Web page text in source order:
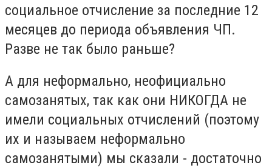
социальное отчисление за последние 12
месяцев до периода объявления ЧП.
Разве не так было раньше?
А для неформально, неофициально
самозанятых, так как они НИКОГДА не
имели социальных отчислений (поэтому
их и называем неформально
самозанятыми) мы сказали - достаточно